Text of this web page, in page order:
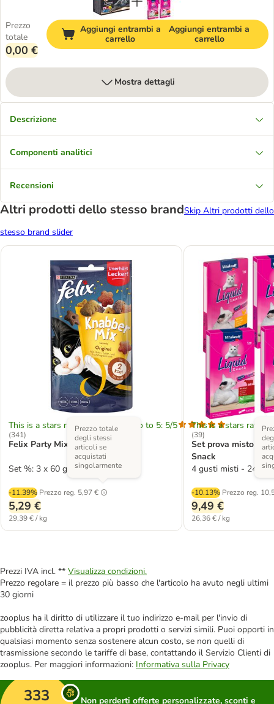
Prezzo
totale
0,00 €
Aggiungi entrambi a
carrello
Aggiungi entrambi a
carrello
Mostra dettagli
Descrizione
Componenti analitici
Recensioni
Altri prodotti dello stesso brandSkip Altri prodotti dello
stesso brand slider
This is a stars rating area from zero to 5: 5/5
(341)
Felix Party Mix Snack per gatti
Set %: 3 x 60 g Original
-11.39% Prezzo reg. 5,97 €
Prezzo totale
degli stessi
articoli se
acquistati
singolarmente
5,29 €
29,39 € / kg
This is a stars rating
(39)
Set prova misto
Snack
4 gusti misti - 24 x
-10.13% Prezzo reg.
9,49 €
26,36 € / kg
Prezzi IVA incl. ** Visualizza condizioni.
Prezzo regolare = il prezzo più basso che l'articolo ha avuto negli ultimi
30 giorni
zooplus ha il diritto di utilizzare il tuo indirizzo e-mail per l'invio di
pubblicità diretta relativa a propri prodotti o servizi simili. Puoi opporti in
qualsiasi momento senza sostenere alcun costo, se non quelli di
trasmissione secondo le tariffe di base, contattando il Servizio Clienti di
zooplus. Per maggiori informazioni: Informativa sulla Privacy
333
Non perderti offerte personalizzate, sconti e